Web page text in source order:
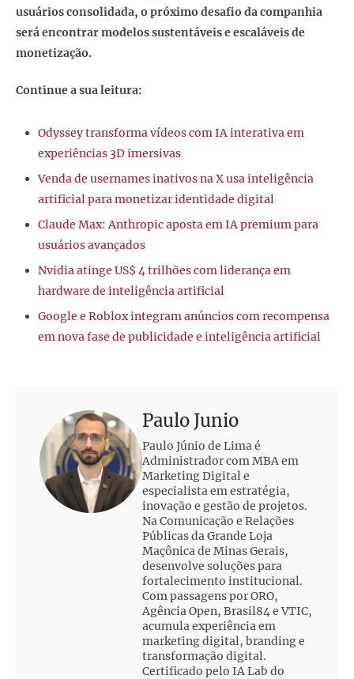
usuários consolidada, o próximo desafio da companhia
será encontrar modelos sustentáveis e escaláveis de
monetização.
Continue a sua leitura:
Odyssey transforma vídeos com IA interativa em
experiências 3D imersivas
Venda de usernames inativos na X usa inteligência
artificial para monetizar identidade digital
Claude Max: Anthropic aposta em IA premium para
usuários avançados
Nvidia atinge US$ 4 trilhões com liderança em
hardware de inteligência artificial
Google e Roblox integram anúncios com recompensa
em nova fase de publicidade e inteligência artificial
Paulo Junio
Paulo Júnio de Lima é
Administrador com MBA em
Marketing Digital e
especialista em estratégia,
inovação e gestão de projetos.
Na Comunicação e Relações
Públicas da Grande Loja
Maçônica de Minas Gerais,
desenvolve soluções para
fortalecimento institucional.
Com passagens por ORO,
Agência Open, Brasil84 e VTIC,
acumula experiência em
marketing digital, branding e
transformação digital.
Certificado pelo IA Lab do